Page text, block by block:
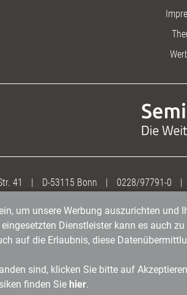
41 | D-53115 Bonn | 0228/97791-0 |
um unsere Werbung auszurichten und
Dienstleister kann es auch
auf die Erlaubnis, diese
sind, klicken Sie bitte auf
finden Sie hier.